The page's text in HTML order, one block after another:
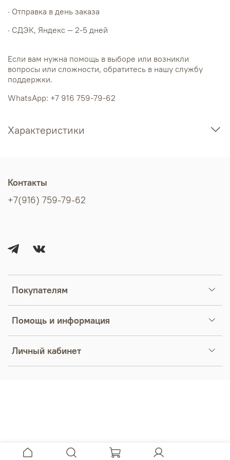
· Отправка в день заказа
· СДЭК, Яндекс — 2-5 дней
Если вам нужна помощь в выборе или возникли
вопросы или сложности, обратитесь в нашу службу
поддержки.
WhatsApp: +7 916 759-79-62
Характеристики
Покупателям
Помощь и информация
Личный кабинет
Контакты
+7(916) 759-79-62